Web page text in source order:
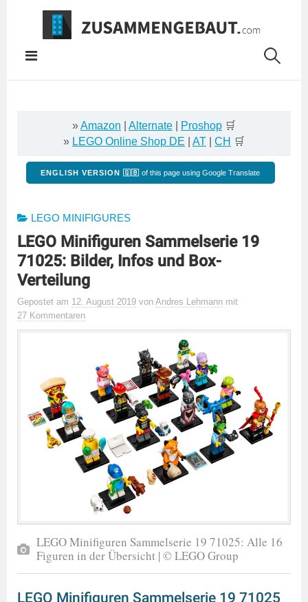
Springe
Inhalt
»Amazon Alternate Proshop 🛒
» LEGO Online Shop DE AT CH 🛒
ENGLISH VERSION 🇬🇧 of this page using Google Translate
LEGO MINIFIGURES
LEGO Minifiguren Sammelserie 19
71025: Bilder, Infos und Box-
Verteilung
Gepostet am 12. August 2019 von Andres Lehmann mit
27 Kommentaren
LEGO Minifiguren Sammelserie 19 71025: Alle 16
Figuren in der Übersicht | © LEGO Group
LEGO Minifiguren Sammelserie 19 71025